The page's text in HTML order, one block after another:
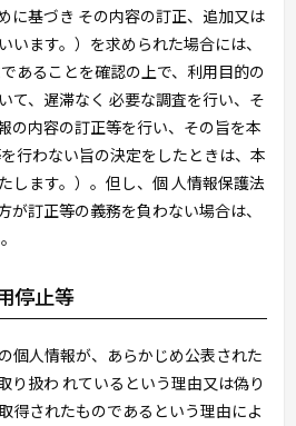
に基づき その内容の訂正、追加又は
います。）を求められた場合には、
あることを確認の上で、利用目的の
て、遅滞なく 必要な調査を行い、そ
の内容の訂正等を行い、その旨を本
行わない旨の決定をしたときは、本
します。）。但し、個 人情報保護法
が訂正等の義務を負わない場合は、
停止等
個人情報が、あらかじめ公表された
り扱わ れているという理由又は偽り
得されたものであるという理由によ